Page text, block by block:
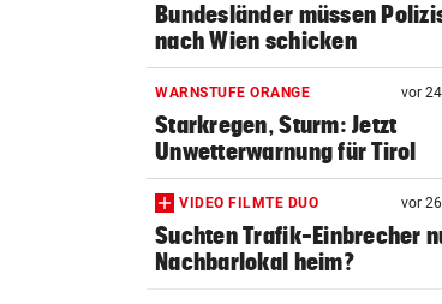
Bundesländer müssen
nach Wien schicken
WARNSTUFE ORANGE vor
Starkregen, Sturm: Jetzt
Unwetterwarnung für Tirol
VIDEO FILMTE DUO vor
Suchten Trafik-Einbrecher
Nachbarlokal heim?